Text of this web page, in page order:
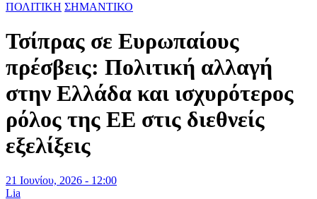
ΠΟΛΙΤΙΚΗ ΣΗΜΑΝΤΙΚΟ
Τσίπρας σε Ευρωπαίους
πρέσβεις: Πολιτική αλλαγή
στην Ελλάδα και ισχυρότερος
ρόλος της ΕΕ στις διεθνείς
εξελίξεις
21 Ιουνίου, 2026 - 12:00
Lia